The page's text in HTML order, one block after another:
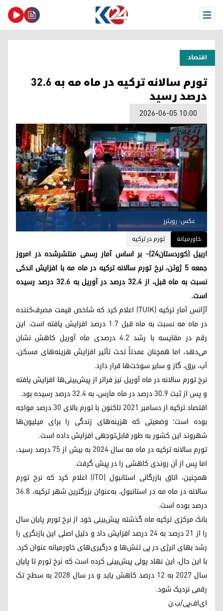
Open Menu
اقتصاد
تورم سالانه ترکیه در ماه مه به ۳۲.۶
درصد رسید
2026-06-05 10:00
عکس: رویترز
خاورمیانه
تورم در ترکیه
اربیل (کوردستان۲۴)- بر اساس آمار رسمی منتشرشده در امروز
جمعه ۵ ژوئن، نرخ تورم سالانه ترکیه در ماه مه با افزایش اندکی
نسبت به ماه قبل، از ۳۲.۴ درصد در آوریل به ۳۲.۶ درصد رسیده
است.
آژانس آمار ترکیه (TUIK) اعلام کرد که شاخص قیمت مصرف‌کننده
در ماه مه نسبت به ماه قبل ۱.۷ درصد افزایش یافته است. این
رقم در مقایسه با رشد ۴.۲ درصدی ماه آوریل کاهش نشان
می‌دهد، اما همچنان عمدتاً تحت تأثیر افزایش هزینه‌های مسکن،
آب، برق، گاز و سایر سوخت‌ها قرار دارد.
نرخ تورم سالانه در ماه آوریل نیز فراتر از پیش‌بینی‌ها افزایش یافته
و پس از ثبت ۳۰.۹ درصد در ماه مارس، به ۳۲.۴ درصد رسیده بود.
اقتصاد ترکیه از دسامبر ۲۰۲۱ تاکنون با تورم بالای ۳۰ درصد مواجه
بوده است؛ وضعیتی که هزینه‌های زندگی را برای میلیون‌ها
شهروند این کشور به‌ طور قابل‌توجهی افزایش داده است.
تورم سالانه ترکیه در ماه مه سال ۲۰۲۴ به بیش از ۷۵ درصد رسید،
اما پس از آن روندی کاهشی را در پیش گرفت.
همچنین، اتاق بازرگانی استانبول (ITO) اعلام کرد که نرخ تورم
سالانه در ماه مه در استانبول، به‌عنوان بزرگترین شهر ترکیه، ۳۶.۸
درصد بوده است.
بانک مرکزی ترکیه ماه گذشته پیش‌بینی خود از نرخ تورم پایان سال
را از ۲۱ درصد به ۲۴ درصد افزایش داد و دلیل اصلی این بازنگری را
رشد بهای انرژی در پی تنش‌ها و درگیری‌های خاورمیانه عنوان کرد.
با این حال، این نهاد پولی پیش‌بینی کرده است که نرخ تورم تا پایان
سال ۲۰۲۷ به ۱۲ درصد کاهش یابد و در سال ۲۰۲۸ به سطح تک‌
رقمی نزدیک شود.
ای‌اف‌پی/ب.ن